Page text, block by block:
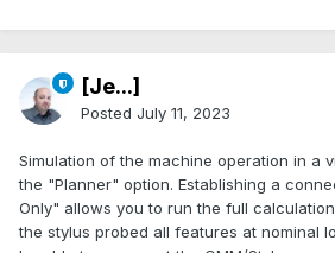
[Je...]
Posted July 11, 2023
Simulation of the machine operation in a
the "Planner" option. Establishing a
Only" allows you to run the full
the stylus probed all features at nominal